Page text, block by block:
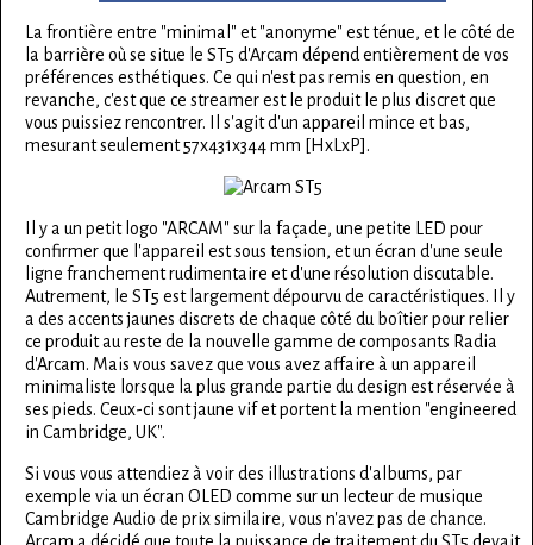
La frontière entre "minimal" et "anonyme" est ténue, et le côté de
la barrière où se situe le ST5 d'Arcam dépend entièrement de vos
préférences esthétiques. Ce qui n'est pas remis en question, en
revanche, c'est que ce streamer est le produit le plus discret que
vous puissiez rencontrer. Il s'agit d'un appareil mince et bas,
mesurant seulement 57x431x344 mm [HxLxP].
Il y a un petit logo "ARCAM" sur la façade, une petite LED pour
confirmer que l'appareil est sous tension, et un écran d'une seule
ligne franchement rudimentaire et d'une résolution discutable.
Autrement, le ST5 est largement dépourvu de caractéristiques. Il y
a des accents jaunes discrets de chaque côté du boîtier pour relier
ce produit au reste de la nouvelle gamme de composants Radia
d'Arcam. Mais vous savez que vous avez affaire à un appareil
minimaliste lorsque la plus grande partie du design est réservée à
ses pieds. Ceux-ci sont jaune vif et portent la mention "engineered
in Cambridge, UK".
Si vous vous attendiez à voir des illustrations d'albums, par
exemple via un écran OLED comme sur un lecteur de musique
Cambridge Audio de prix similaire, vous n'avez pas de chance.